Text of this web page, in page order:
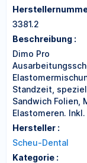
3381.2
Beschreibung :
Dimo Pro
Standzeit,
Sandwich Folien,
Elastomeren.
Hersteller :
Scheu-Dental
Kategorie :